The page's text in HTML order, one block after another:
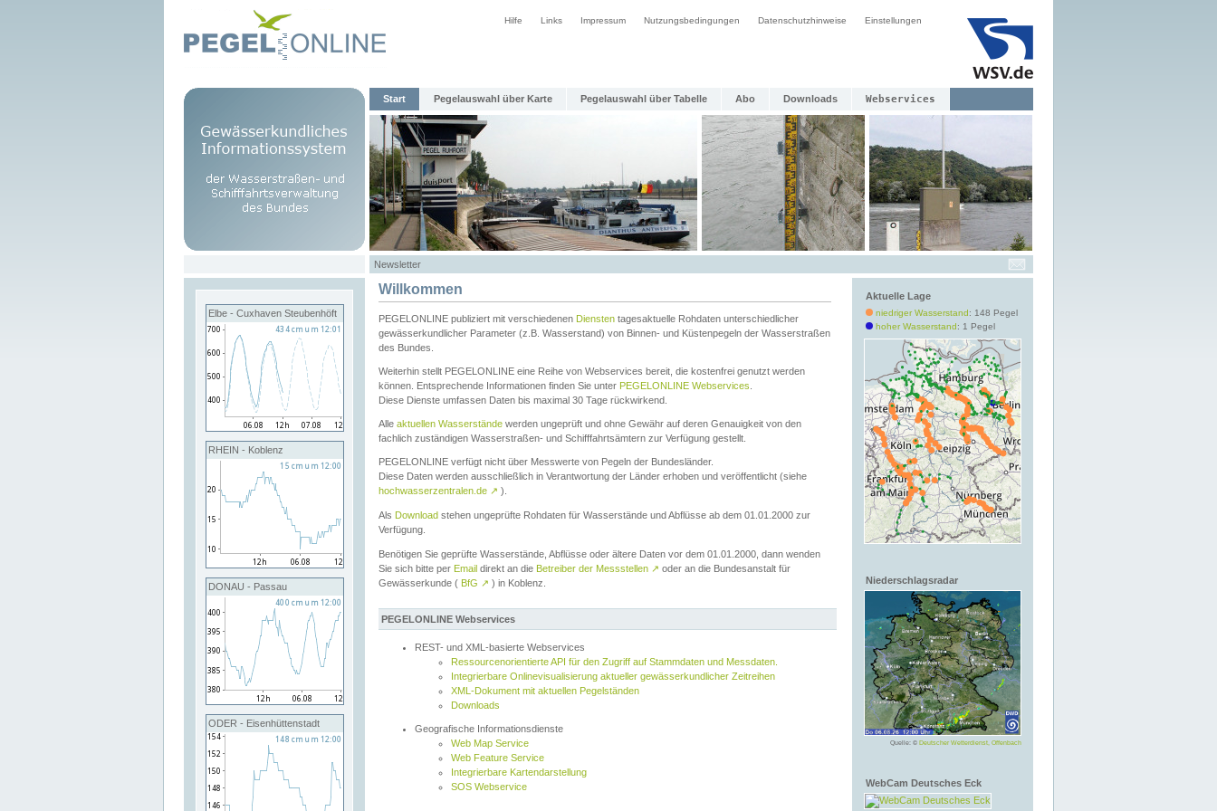
Hilfe Links Impressum Nutzungsbedingungen Datenschutzhinweise Einstellungen
Start Pegelauswahl über Karte Pegelauswahl über Tabelle Abo Downloads Webservices
Newsletter
Elbe - Cuxhaven Steubenhöft
RHEIN - Koblenz
DONAU - Passau
ODER - Eisenhüttenstadt
Aktuelle Lage
niedriger Wasserstand: 148 Pegel
hoher Wasserstand: 1 Pegel
Niederschlagsradar
Quelle: © Deutscher Wetterdienst, Offenbach
WebCam Deutsches Eck
Willkommen
PEGELONLINE publiziert mit verschiedenen Diensten tagesaktuelle Rohdaten unterschiedlicher
gewässerkundlicher Parameter (z.B. Wasserstand) von Binnen- und Küstenpegeln der Wasserstraßen
des Bundes.
Weiterhin stellt PEGELONLINE eine Reihe von Webservices bereit, die kostenfrei genutzt werden
können. Entsprechende Informationen finden Sie unter PEGELONLINE Webservices
Diese Dienste umfassen Daten bis maximal 30 Tage rückwirkend.
Alle aktuellen Wasserstände werden ungeprüft und ohne Gewähr auf deren Genauigkeit von den
fachlich zuständigen Wasserstraßen- und Schifffahrtsämtern zur Verfügung gestellt.
PEGELONLINE verfügt nicht über Messwerte von Pegeln der Bundesländer.
Diese Daten werden ausschließlich in Verantwortung der Länder erhoben und veröffentlicht (siehe
hochwasserzentralen.de ↗ ).
Als Download stehen ungeprüfte Rohdaten für Wasserstände und Abflüsse ab dem 01.01.2000 zur
Verfügung.
Benötigen Sie geprüfte Wasserstände, Abflüsse oder ältere Daten vor dem 01.01.2000, dann wenden
Sie sich bitte per Email direkt an die Betreiber der Messstellen ↗ oder an die Bundesanstalt für
Gewässerkunde ( BfG ↗ ) in Koblenz.
PEGELONLINE Webservices
REST- und XML-basierte Webservices
Ressourcenorientierte API für den Zugriff auf Stammdaten und Messdaten.
Integrierbare Onlinevisualisierung aktueller gewässerkundlicher Zeitreihen
XML-Dokument mit aktuellen Pegelständen
Downloads
Geografische Informationsdienste
Web Map Service
Web Feature Service
Integrierbare Kartendarstellung
SOS Webservice